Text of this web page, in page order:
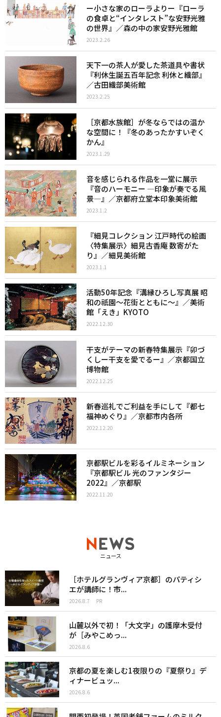
ー小さな家のローラよりー『ローラ
の食卓と“インタレスト”な安野光雅
の世界』／森の中の家安野光雅館
2023.2.26
天下一の茶人が愛した茶道具や書状
『利休生誕五百年記念 利休と織部』
／古田織部美術館
2023.2.25
［京都水族館］が冬ならではの温か
な空間に！『冬のあったかすいぞく
かん』
2023.1.29
音を感じられる作品を一堂に展示
『音のハーモニー ―印象が奏でる風
景―』／京都府立堂本印象美術館
2023.1.2
『細見コレクション 江戸時代の絵画
〈特集展示〉細見古香庵 数寄がた
り』／細見美術館
2023.1.1
活動50年記念『溝縁ひろし写真展 昭
和の祇園～花街とともに～』／美術
館「えき」KYOTO
2022.12.30
干支がテーマの新春特集展示『卯づ
くしー干支を愛でるー』／京都国立
博物館
2022.12.25
新春巡礼でご利益を手にして『都七
福神めぐり』／京都市内各所
2022.12.20
京都駅ビルを彩るイルミネーション
『京都駅ビル 光のファンタジー
2022』／京都駅
2022.11.20
ニュース
［ホテルグランヴィア京都］のパティシ
エが講師に！市...
2026.8.7 PR
山麓以外で初！「大文字」の護摩木受付
が［みやこめっ...
2026.8.6
京都の夏を楽しむ1夜限りの『夏祭り』デ
ィナービュッ...
2026.8.6